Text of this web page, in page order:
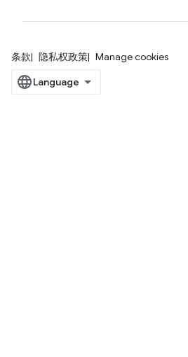
条款 隐私权政策 Manage cookies